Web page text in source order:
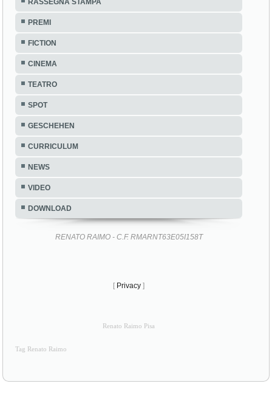
PREMI
FICTION
CINEMA
TEATRO
SPOT
GESCHEHEN
CURRICULUM
NEWS
VIDEO
DOWNLOAD
RENATO RAIMO - C.F. RMARNT63E05I158T
[ Privacy ]
Renato Raimo Pisa
Tag Renato Raimo